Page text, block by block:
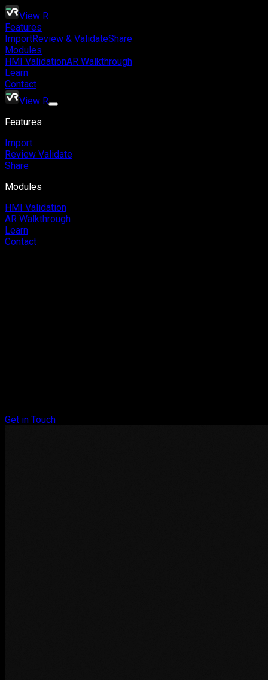
View R
Features
ImportReview & ValidateShare
Modules
HMI ValidationAR Walkthrough
Learn
Contact
View R
Features
Import
Review Validate
Share
Modules
HMI Validation
AR Walkthrough
Learn
Contact
Get in Touch